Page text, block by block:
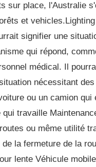
sur place, l'Australie
et
signifier une
qui répond,
médical. Il
nécessitant
ou un camion qui
qui travaille
ou même utilité
la fermeture de la
lente Véhicule